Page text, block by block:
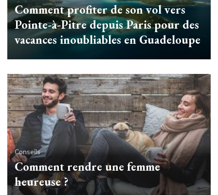
Comment profiter de son vol vers
Pointe-à-Pitre depuis Paris pour des
vacances inoubliables en Guadeloupe
Conseils
Comment rendre une femme
heureuse ?